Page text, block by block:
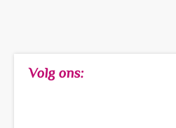
Volg ons: